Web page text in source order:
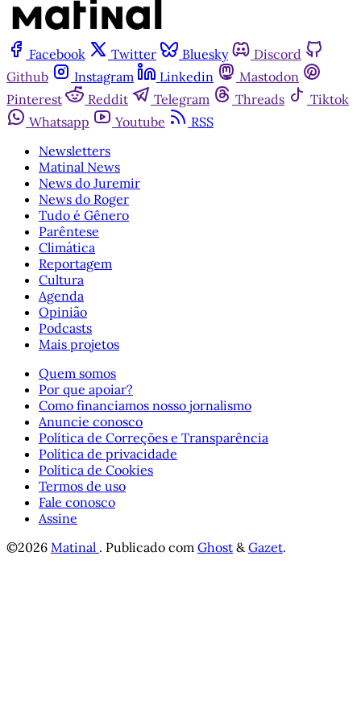
Facebook Twitter Bluesky
Discord
Github
Instagram Linkedin
Mastodon
Pinterest
Reddit Telegram Threads
Tiktok
Whatsapp
Youtube
RSS
Newsletters
Matinal News
News do Juremir
News do Roger
Tudo é Gênero
Parêntese
Climática
Reportagem
Cultura
Agenda
Opinião
Podcasts
Mais projetos
Quem somos
Por que apoiar?
Como financiamos nosso jornalismo
Anuncie conosco
Política de Correções e Transparência
Política de privacidade
Política de Cookies
Termos de uso
Fale conosco
Assine
©2026 Matinal . Publicado com Ghost & Gazet.